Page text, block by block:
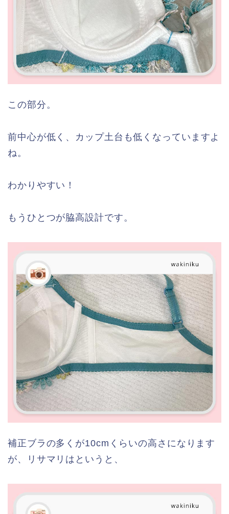
この部分。
前中心が低く、カップ土台も低くなっていますよ
ね。
わかりやすい！
もうひとつが脇高設計です。
補正ブラの多くが10cmくらいの高さになります
が、リサマリはというと、